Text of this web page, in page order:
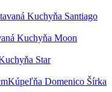
Kuchyňa Santiago
Kuchyňa Moon
Star
Kúpeľňa Domenico Šírka